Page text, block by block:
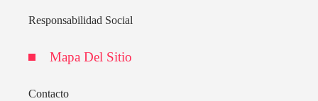
Responsabilidad Social
Mapa Del Sitio
Contacto